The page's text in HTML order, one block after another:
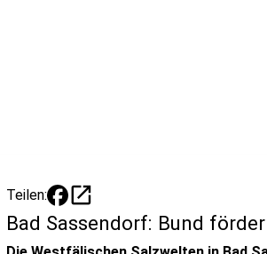
Teilen: open_in_new
Bad Sassendorf: Bund